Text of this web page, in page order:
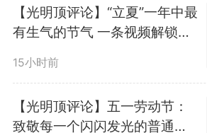
【光明顶评论】“立夏”一年中最
有生气的节气 一条视频解锁夏
15小时前
【光明顶评论】五一劳动节：
致敬每一个闪闪发光的普通人